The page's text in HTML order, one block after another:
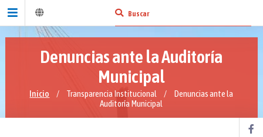
Denuncias ante la Auditoría
Municipal
Inicio / Transparencia Institucional /
Denuncias ante la
Auditoría Municipal